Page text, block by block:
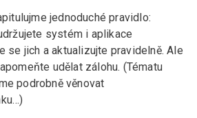
jednoduché pravidlo:
systém i aplikace
se jich a aktualizujte pravidelně. Ale
udělat zálohu. (Tématu
podrobně věnovat